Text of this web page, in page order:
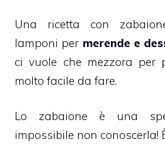
Una ricetta con
lamponi per merende e
ci vuole che mezzora per
molto facile da fare.
Lo zabaione è una
impossibile non conoscerla!